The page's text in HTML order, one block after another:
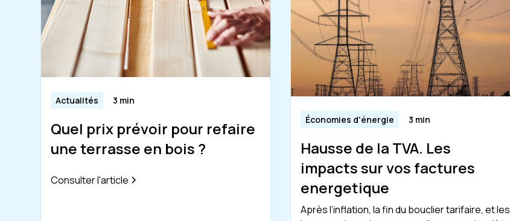
Actualités 3 min
Quel prix prévoir pour refaire
une terrasse en bois ?
Consulter l'article
Économies d'énergie 3 min
Hausse de la TVA. Les
impacts sur vos factures
energetique
Après l’inflation, la fin du bouclier tarifaire, et les